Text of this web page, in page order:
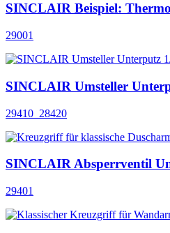
SINCLAIR Beispiel:
29001
SINCLAIR Umsteller
29410_28420
SINCLAIR Absperrventil
29401